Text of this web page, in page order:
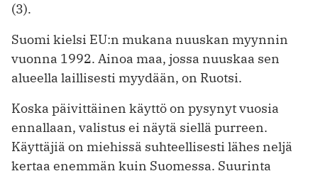
(3).
Suomi kielsi EU:n mukana nuuskan myynnin
vuonna 1992. Ainoa maa, jossa nuuskaa sen
alueella laillisesti myydään, on Ruotsi.
Koska päivittäinen käyttö on pysynyt vuosia
ennallaan, valistus ei näytä siellä purreen.
Käyttäjiä on miehissä suhteellisesti lähes neljä
kertaa enemmän kuin Suomessa. Suurinta